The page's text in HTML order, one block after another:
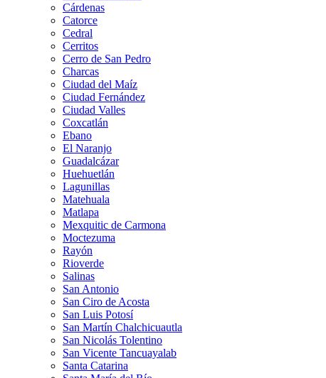
Cárdenas
Catorce
Cedral
Cerritos
Cerro de San Pedro
Charcas
Ciudad del Maíz
Ciudad Fernández
Ciudad Valles
Coxcatlán
Ebano
El Naranjo
Guadalcázar
Huehuetlán
Lagunillas
Matehuala
Matlapa
Mexquitic de Carmona
Moctezuma
Rayón
Rioverde
Salinas
San Antonio
San Ciro de Acosta
San Luis Potosí
San Martín Chalchicuautla
San Nicolás Tolentino
San Vicente Tancuayalab
Santa Catarina